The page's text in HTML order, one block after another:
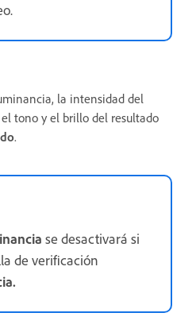
la intensidad del
tono y el brillo del resultado
.
se desactivará si
de verificación